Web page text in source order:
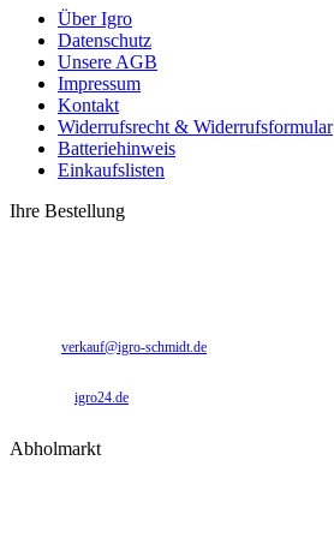
Über Igro
Datenschutz
Unsere AGB
Impressum
Kontakt
Widerrufsrecht & Widerrufsformular
Batteriehinweis
Einkaufslisten
Ihre Bestellung
verkauf@igro-schmidt.de
igro24.de
Abholmarkt